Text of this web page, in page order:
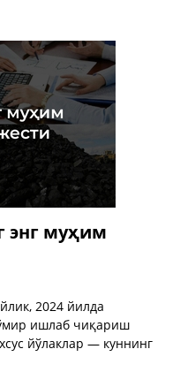
энг муҳим
2024 йилда
ишлаб чиқариш
— куннинг